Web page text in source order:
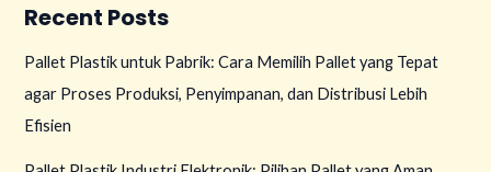
Recent Posts
Pallet Plastik untuk Pabrik: Cara Memilih Pallet yang Tepat
agar Proses Produksi, Penyimpanan, dan Distribusi Lebih
Efisien